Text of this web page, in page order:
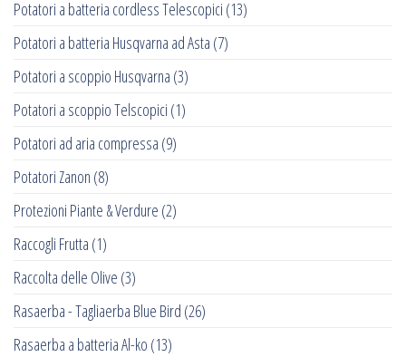
Potatori a batteria cordless Telescopici (13)
Potatori a batteria Husqvarna ad Asta (7)
Potatori a scoppio Husqvarna (3)
Potatori a scoppio Telscopici (1)
Potatori ad aria compressa (9)
Potatori Zanon (8)
Protezioni Piante & Verdure (2)
Raccogli Frutta (1)
Raccolta delle Olive (3)
Rasaerba - Tagliaerba Blue Bird (26)
Rasaerba a batteria Al-ko (13)